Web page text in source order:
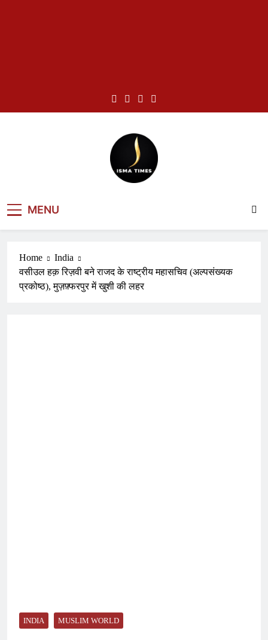
MENU
Home
India
वसीउल हक़ रिज़वी बने राजद के राष्ट्रीय महासचिव (अल्पसंख्यक
प्रकोष्ठ), मुज़फ़्फरपुर में खुशी की लहर
INDIA MUSLIM WORLD